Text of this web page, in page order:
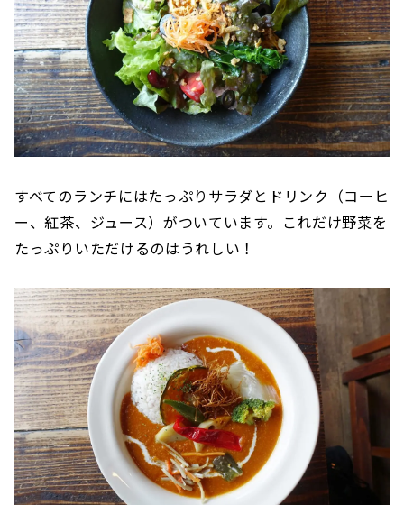
すべてのランチにはたっぷりサラダとドリンク（コーヒ
ー、紅茶、ジュース）がついています。これだけ野菜を
たっぷりいただけるのはうれしい！